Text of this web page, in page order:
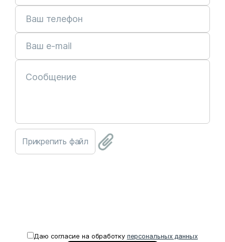
Прикрепить файл
Даю согласие на обработку персональных данных